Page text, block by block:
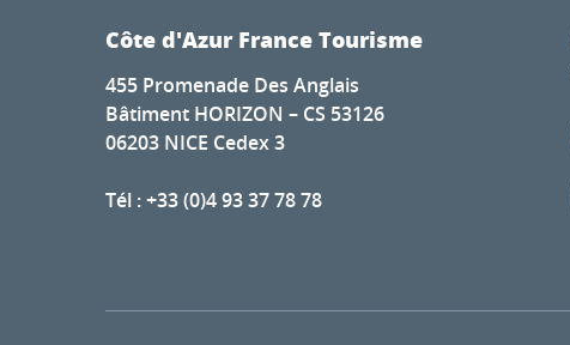
Côte d'Azur France Tourisme
455 Promenade Des Anglais
Bâtiment HORIZON – CS 53126
06203 NICE Cedex 3
Tél : +33 (0)4 93 37 78 78